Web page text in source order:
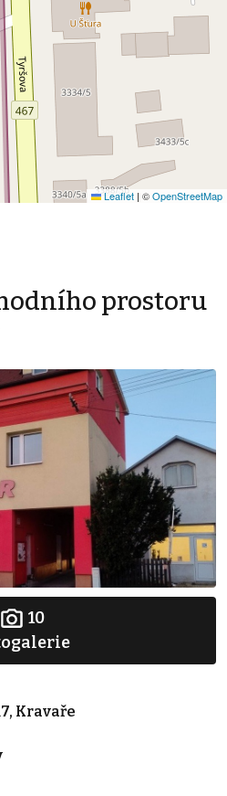
Leaflet | ©OpenStreetMap
prostoru
10
Kravaře